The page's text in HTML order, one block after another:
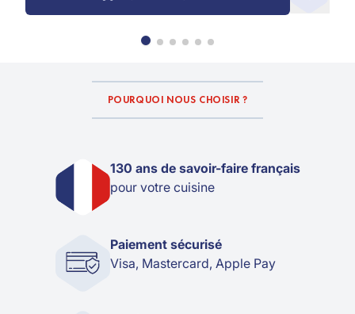
POURQUOI NOUS CHOISIR ?
130 ans de savoir-faire français
pour votre cuisine
Paiement sécurisé
Visa, Mastercard, Apple Pay